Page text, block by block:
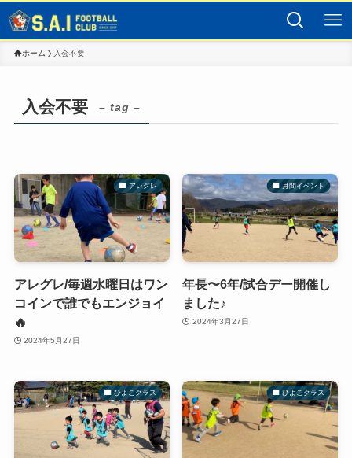
ホーム 入会不要
入会不要 – tag –
アレグレ
アレグレ/毎週水曜日はワン
コインで誰でもエンジョイ
🔥
2024年5月27日
月間イベント
年長〜6年/試合デー開催し
ました♪
2024年3月27日
ひよこクラス ひよこクラス